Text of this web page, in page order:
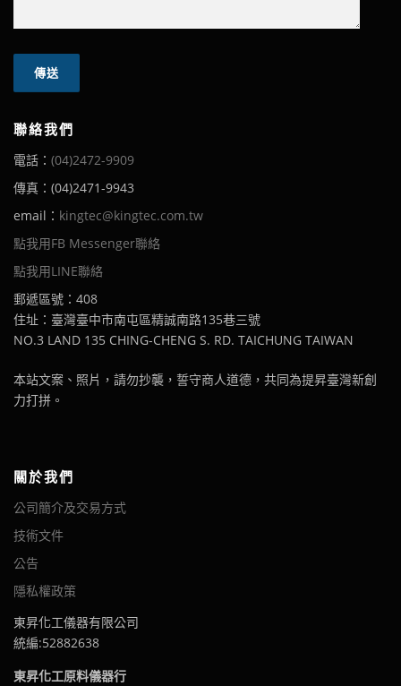
聯絡我們
電話： (04)2472-9909
傳真：(04)2471-9943
email： kingtec@kingtec.com.tw
點我用FB Messenger聯絡
點我用LINE聯絡
郵遞區號：408
住址：臺灣臺中市南屯區精誠南路135巷三號
NO.3 LAND 135 CHING-CHENG S. RD. TAICHUNG TAIWAN
本站文案、照片，請勿抄襲，誓守商人道德，共同為提昇臺灣新創
力打拼。
關於我們
公司簡介及交易方式
技術文件
公告
隱私權政策
東昇化工儀器有限公司
統編:52882638
東昇化工原料儀器行